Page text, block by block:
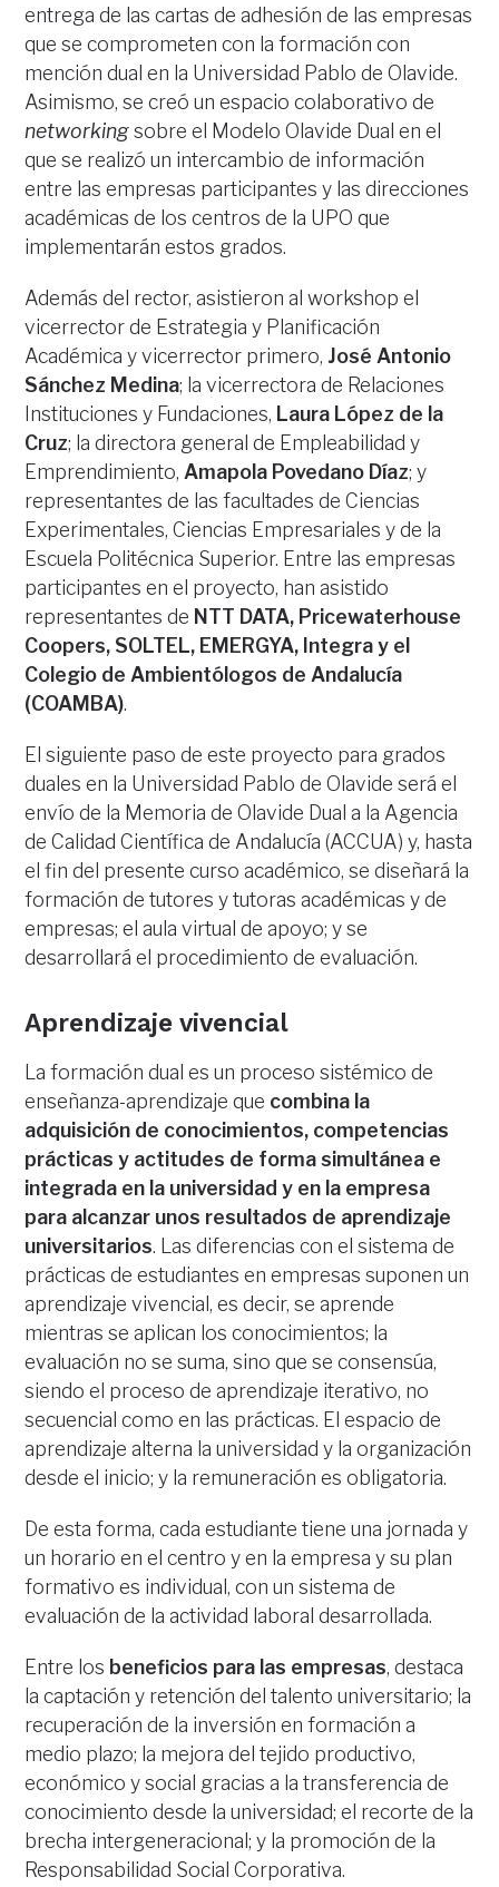
entrega de las cartas de adhesión de las empresas
que se comprometen con la formación con
mención dual en la Universidad Pablo de Olavide.
Asimismo, se creó un espacio colaborativo de
networkingsobre el Modelo Olavide Dual en el
que se realizó un intercambio de información
entre las empresas participantes y las direcciones
académicas de los centros de la UPO que
implementarán estos grados.
Además del rector, asistieron al workshop el
vicerrector de Estrategia y Planificación
Académica y vicerrector primero, José Antonio
Sánchez Medina; la vicerrectora de Relaciones
Instituciones y Fundaciones, Laura López de la
Cruz; la directora general de Empleabilidad y
Emprendimiento,Amapola Povedano Díaz; y
representantes de las facultades de Ciencias
Experimentales, Ciencias Empresariales y de la
Escuela Politécnica Superior. Entre las empresas
participantes en el proyecto, han asistido
representantes de NTT DATA, Pricewaterhouse
Coopers, SOLTEL, EMERGYA, Integra y el
Colegio de Ambientólogos de Andalucía
(COAMBA).
El siguiente paso de este proyecto para grados
duales en la Universidad Pablo de Olavide será el
envío de la Memoria de Olavide Dual a la Agencia
de Calidad Científica de Andalucía (ACCUA) y, hasta
el fin del presente curso académico, se diseñará la
formación de tutores y tutoras académicas y de
empresas; el aula virtual de apoyo; y se
desarrollará el procedimiento de evaluación.
Aprendizaje vivencial
La formación dual es un proceso sistémico de
enseñanza-aprendizaje que combina la
adquisición de conocimientos, competencias
prácticas y actitudes de forma simultánea e
integrada en la universidad y en la empresa
para alcanzar unos resultados de aprendizaje
universitarios. Las diferencias con el sistema de
prácticas de estudiantes en empresas suponen un
aprendizaje vivencial, es decir, se aprende
mientras se aplican los conocimientos; la
evaluación no se suma, sino que se consensúa,
siendo el proceso de aprendizaje iterativo, no
secuencial como en las prácticas. El espacio de
aprendizaje alterna la universidad y la organización
desde el inicio; y la remuneración es obligatoria.
De esta forma, cada estudiante tiene una jornada y
un horario en el centro y en la empresa y su plan
formativo es individual, con un sistema de
evaluación de la actividad laboral desarrollada.
Entre los beneficios para las empresas, destaca
la captación y retención del talento universitario; la
recuperación de la inversión en formación a
medio plazo; la mejora del tejido productivo,
económico y social gracias a la transferencia de
conocimiento desde la universidad; el recorte de la
brecha intergeneracional; y la promoción de la
Responsabilidad Social Corporativa.